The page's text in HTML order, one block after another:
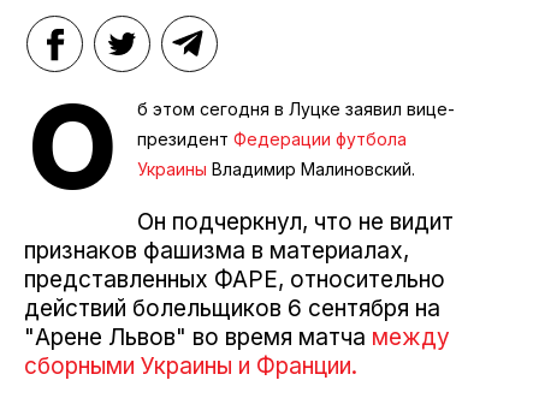
О
б этом сегодня в Луцке заявил вице-
президент Федерации футбола
Украины Владимир Малиновский.
Он подчеркнул, что не видит
признаков фашизма в материалах,
представленных ФАРЕ, относительно
действий болельщиков 6 сентября на
"Арене Львов" во время матча между
сборными Украины и Франции.